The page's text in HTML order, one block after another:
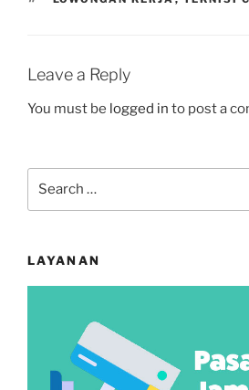
Leave a Reply
You must be logged in to post a
LAYANAN